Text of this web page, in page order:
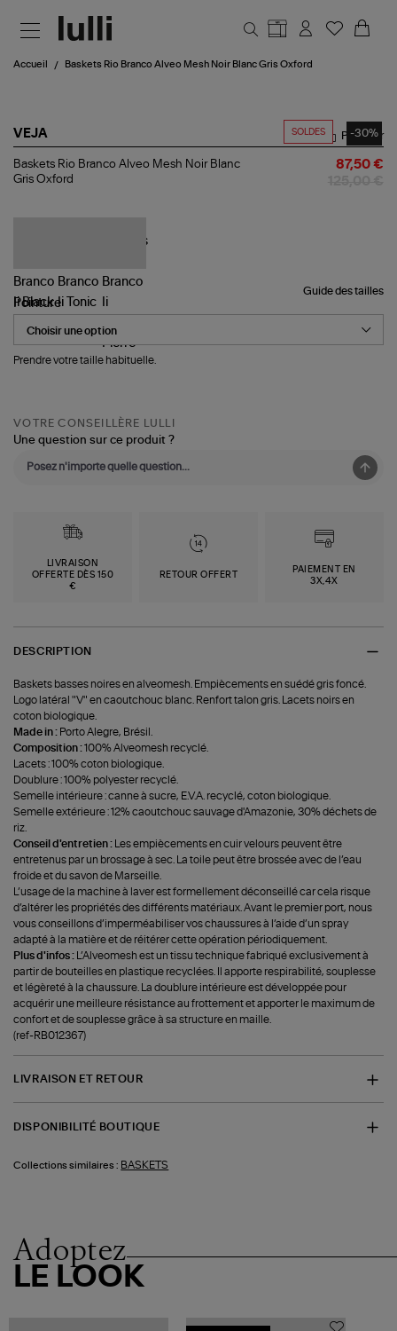
Accueil Baskets Rio Branco Alveo Mesh Noir Blanc Gris Oxford
SOLDES -30%
VEJA
Baskets
Rio
Oxford
Partager
Baskets Rio Branco Alveo Mesh Noir Blanc
Gris Oxford
87,50 €
Guide des tailles
Pointure
Prendre votre taille habituelle.
VOTRE CONSEILLÈRE LULLI
Une question sur ce produit ?
LIVRAISON
OFFERTE DÈS 150
€
RETOUR OFFERT
PAIEMENT EN
3X,4X
DESCRIPTION
Baskets basses noires en alveomesh. Empiècements en suédé gris foncé.
Logo latéral "V" en caoutchouc blanc. Renfort talon gris. Lacets noirs en
coton biologique.
Made in : Porto Alegre, Brésil.
Composition :100% Alveomesh recyclé.
Lacets : 100% coton biologique.
Doublure : 100% polyester recyclé.
Semelle intérieure : canne à sucre, E.V.A. recyclé, coton biologique.
Semelle extérieure : 12% caoutchouc sauvage d'Amazonie, 30% déchets de
riz.
Conseil d'entretien :
Les empiècements en cuir velours peuvent être
entretenus par un brossage à sec. La toile peut être brossée avec de l’eau
froide et du savon de Marseille.
L’usage de la machine à laver est formellement déconseillé car cela risque
d’altérer les propriétés des différents matériaux. Avant le premier port, nous
vous conseillons d’imperméabiliser vos chaussures à l’aide d’un spray
adapté à la matière et de réitérer cette opération périodiquement.
Plus d'infos : L’Alveomesh est un tissu technique fabriqué exclusivement à
partir de bouteilles en plastique recyclées. Il apporte respirabilité, souplesse
et légèreté à la chaussure. La doublure intérieure est développée pour
acquérir une meilleure résistance au frottement et apporter le maximum de
confort et de souplesse grâce à sa structure en maille.
(ref-RB012367)
LIVRAISON ET RETOUR
DISPONIBILITÉ BOUTIQUE
Collections similaires : BASKETS
Adoptez
LE LOOK